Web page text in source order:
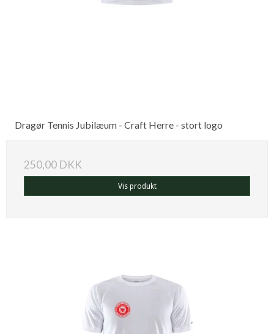
Dragør Tennis Jubilæum - Craft Herre - stort logo
250,00 DKK
Vis produkt